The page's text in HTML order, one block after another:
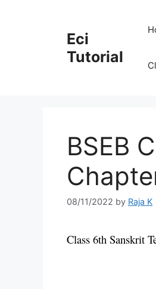
Eci
Tutorial
BSEB
08/11/2022 by Raja K
Class 6th Sanskrit